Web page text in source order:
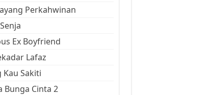
Perkahwinan
Ex Boyfriend
Lafaz
Kau Sakiti
Bunga Cinta 2